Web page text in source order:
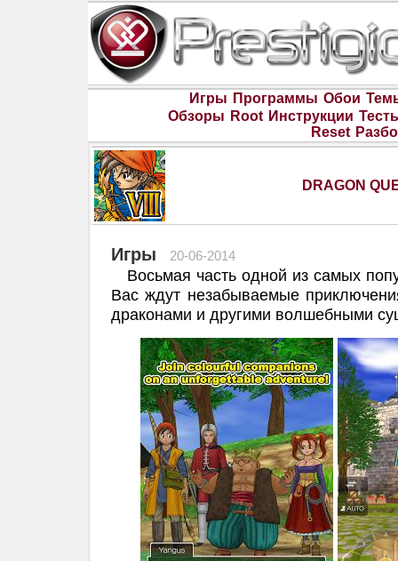
Игры Программы Обои
Обзоры Root Инструкции
Reset
DRAGON
Игры 20-06-2014
Восьмая часть одной из самых
Вас ждут незабываемые
драконами и другими волшебными